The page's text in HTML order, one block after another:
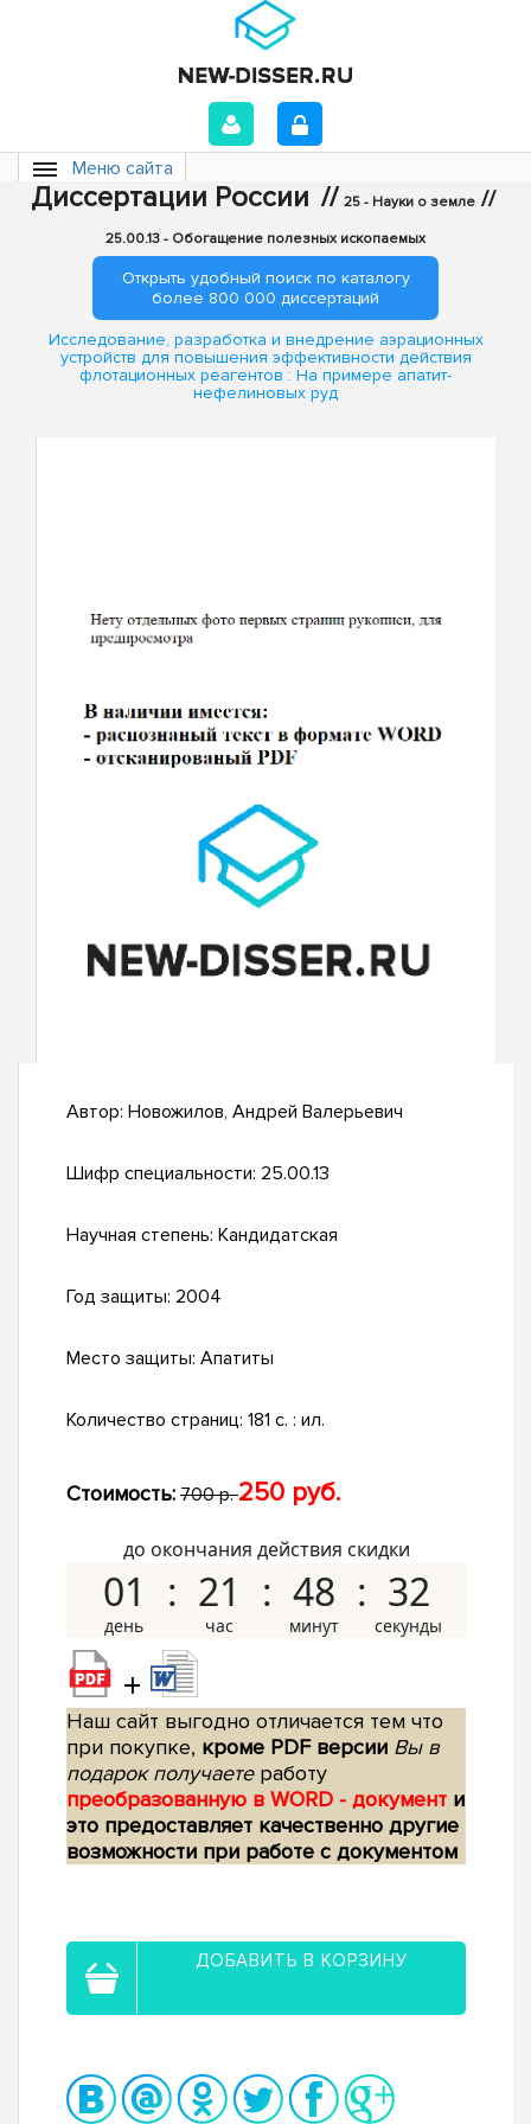
Меню сайта
Диссертации России // 25 - Науки о земле //
25.00.13 - Обогащение полезных ископаемых
Открыть удобный поиск по каталогу
более 800 000 диссертаций
Исследование, разработка и внедрение аэрационных
устройств для повышения эффективности действия
флотационных реагентов : На примере апатит-
нефелиновых руд
Автор: Новожилов, Андрей Валерьевич
Шифр специальности: 25.00.13
Научная степень: Кандидатская
Год защиты: 2004
Место защиты: Апатиты
Количество страниц: 181 с. : ил.
Стоимость: 700 р.250 руб.
до окончания действия скидки
01 21 48 31
+
Наш сайт выгодно отличается тем что
при покупке, кроме PDF версии Вы в
подарок получаетеработу
преобразованную в WORD - документ и
это предоставляет качественно другие
возможности при работе с документом
ДОБАВИТЬ В КОРЗИНУ